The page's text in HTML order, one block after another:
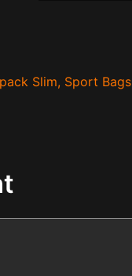
Slim, Sport Bags